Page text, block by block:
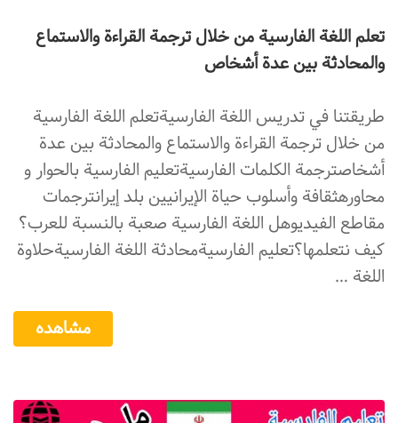
تعلم اللغة الفارسية من خلال ترجمة القراءة والاستماع
والمحادثة بين عدة أشخاص
طريقتنا في تدريس اللغة الفارسيةتعلم اللغة الفارسية
من خلال ترجمة القراءة والاستماع والمحادثة بين عدة
أشخاصترجمة الكلمات الفارسيةتعلیم الفارسیة بالحوار و
محاورهثقافة وأسلوب حياة الإيرانيين بلد إيرانترجمات
مقاطع الفیدیوهل اللغة الفارسیة صعبة بالنسبة للعرب؟
کیف نتعلمها؟تعلیم الفارسیةمحادثة اللغة الفارسیةحلاوة
اللغة …
مشاهده